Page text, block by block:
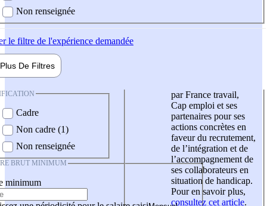
Non renseignée
le filtre de l'expérience demandée
Plus De Filtres
Cadre
Non cadre (1)
Non renseignée
BRUT MINIMUM
minimum
par France travail,
Cap emploi et ses
partenaires pour ses
actions concrètes en
faveur du recrutement,
de l’intégration et de
l’accompagnement de
ses collaborateurs en
situation de handicap.
Pour en savoir plus,
consultez cet article.